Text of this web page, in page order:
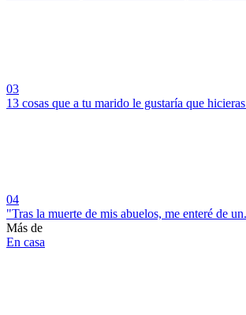
03
13 cosas que a tu marido le gustaría que
04
"Tras la muerte de mis abuelos, me enteré de
Más de
En casa